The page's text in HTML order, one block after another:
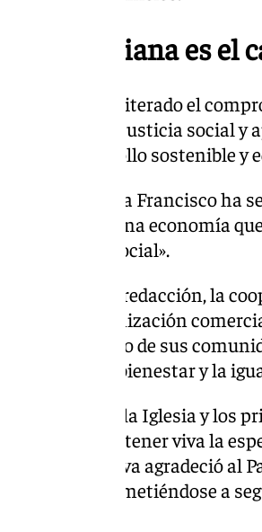
cristiana es el
ha reiterado el
ayuda mutua, justicia social
un desarrollo sostenible y
el Papa Francisco ha
el techo de una economía
la injusticia social».
saber nuestra redacción, la
como organización
al desarrollo de sus
promover el bienestar y la
el jubileo de la Iglesia y los
a mantener viva la
La comitiva agradeció al
comprometiéndose a